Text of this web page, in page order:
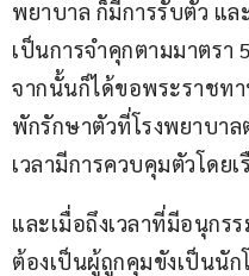
พยาบาล ก็มีการรับตัว แ
เป็นการจำคุกตามมาตร
จากนั้นก็ได้ขอพระราชท
พักรักษาตัวที่โรงพยาบา
เวลามีการควบคุมตัวโดยเ
และเมื่อถึงเวลาที่มีอนุกร
ต้องเป็นผู้ถูกคุมขังเป็นนั